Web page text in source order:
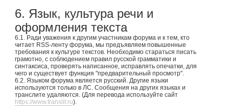
6. Язык, культура речи и
оформления текста
6.1. Ради уважения к другим участникам форума и к тем, кто
читает RSS-ленту форума, мы предъявляем повышенные
требования к культуре текстов. Необходимо стараться писать
грамотно, с соблюдением правил русской грамматики и
синтаксиса, проверять написанное, исправлять опечатки, для
чего и существует функция "предварительный просмотр".
6.2. Языком форума является русский. Другие языки
используются только в ЛС. Сообщения на других языках и
транслите удаляются. (Для перевода используйте сайт
https://www.translit.ru).